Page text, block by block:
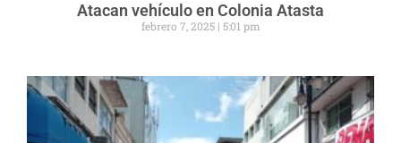
Atacan vehículo en Colonia Atasta
febrero 7, 2025 5:01 pm